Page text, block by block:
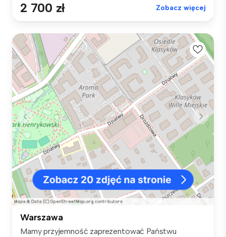
2 700 zł Zobacz więcej
Warszawa
Mamy przyjemność zaprezentować Państwu